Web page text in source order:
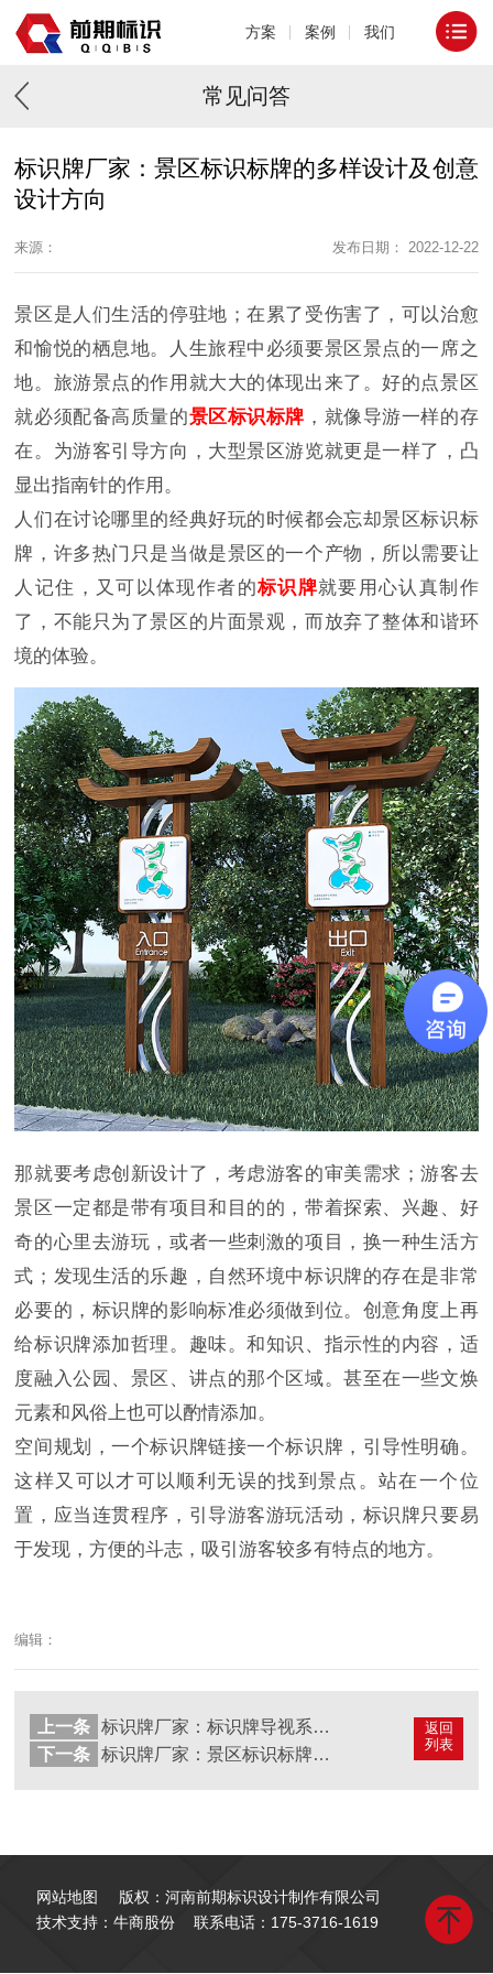
方案 案例 我们
常见问答
标识牌厂家：景区标识标牌的多样设计及创意
设计方向
来源： 发布日期： 2022-12-22
景区是人们生活的停驻地；在累了受伤害了，可以治愈
和愉悦的栖息地。人生旅程中必须要景区景点的一席之
地。旅游景点的作用就大大的体现出来了。好的点景区
就必须配备高质量的景区标识标牌 ，就像导游一样的存
在。为游客引导方向，大型景区游览就更是一样了，凸
显出指南针的作用。
人们在讨论哪里的经典好玩的时候都会忘却景区标识标
牌，许多热门只是当做是景区的一个产物，所以需要让
人记住，又可以体现作者的标识牌就要用心认真制作
了，不能只为了景区的片面景观，而放弃了整体和谐环
境的体验。
那就要考虑创新设计了，考虑游客的审美需求；游客去
景区一定都是带有项目和目的的，带着探索、兴趣、好
奇的心里去游玩，或者一些刺激的项目，换一种生活方
式；发现生活的乐趣，自然环境中标识牌的存在是非常
必要的，标识牌的影响标准必须做到位。创意角度上再
给标识牌添加哲理。趣味。和知识、指示性的内容，适
度融入公园、景区、讲点的那个区域。甚至在一些文焕
元素和风俗上也可以酌情添加。
空间规划，一个标识牌链接一个标识牌，引导性明确。
这样又可以才可以顺利无误的找到景点。站在一个位
置，应当连贯程序，引导游客游玩活动，标识牌只要易
于发现，方便的斗志，吸引游客较多有特点的地方。
编辑：
返回
列表
上一条
标识牌厂家：标识牌导视系统的制作工艺考究
下一条
标识牌厂家：景区标识标牌材质的性价比
网站地图
版权：河南前期标识设计制作有限公司
技术支持：牛商股份
联系电话： 175-3716-1619